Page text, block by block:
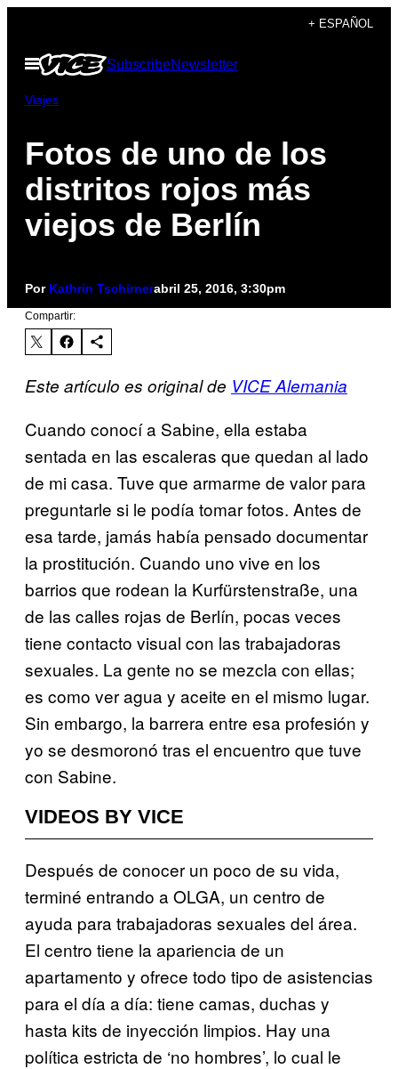
contenido
+ ESPAÑOL
Abrir
Menú
SubscribeNewsletter
Viajes
Fotos de uno de los
distritos rojos más
viejos de Berlín
Por Kathrin Tschirnerabril 25, 2016, 3:30pm
Compartir:
Este artículo es original de VICE Alemania
Cuando conocí a Sabine, ella estaba
sentada en las escaleras que quedan al lado
de mi casa. Tuve que armarme de valor para
preguntarle si le podía tomar fotos. Antes de
esa tarde, jamás había pensado documentar
la prostitución. Cuando uno vive en los
barrios que rodean la Kurfürstenstraße, una
de las calles rojas de Berlín, pocas veces
tiene contacto visual con las trabajadoras
sexuales. La gente no se mezcla con ellas;
es como ver agua y aceite en el mismo lugar.
Sin embargo, la barrera entre esa profesión y
yo se desmoronó tras el encuentro que tuve
con Sabine.
VIDEOS BY VICE
Después de conocer un poco de su vida,
terminé entrando a OLGA, un centro de
ayuda para trabajadoras sexuales del área.
El centro tiene la apariencia de un
apartamento y ofrece todo tipo de asistencias
para el día a día: tiene camas, duchas y
hasta kits de inyección limpios. Hay una
política estricta de ‘no hombres’, lo cual le